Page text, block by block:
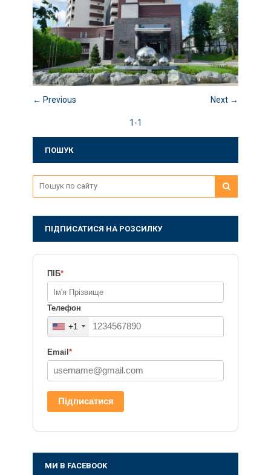
← Previous Next →
1-1
ПОШУК
ПІДПИСАТИСЯ НА РОЗСИЛКУ
ПІБ*
Телефон
+1
Email *
Підписатися
МИ В FACEBOOK